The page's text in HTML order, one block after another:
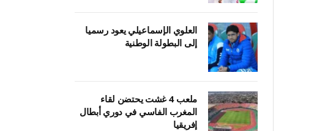
العلوي الإسماعيلي يعود رسميا
إلى البطولة الوطنية
ملعب 4 غشت يحتضن لقاء
المغرب الفاسي في دوري أبطال
إفريقيا